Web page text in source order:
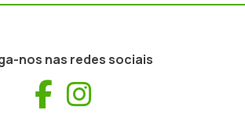
nos nas redes sociais
Facebook